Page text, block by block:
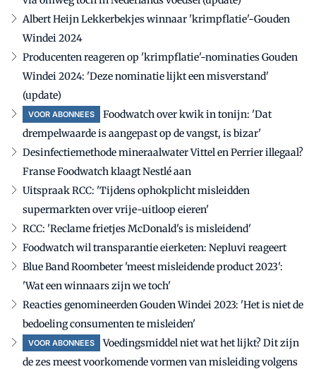
Albert Heijn Lekkerbekjes winnaar 'krimpflatie'-Gouden
Windei 2024
Producenten reageren op 'krimpflatie'-nominaties Gouden
Windei 2024: 'Deze nominatie lijkt een misverstand'
(update)
VOOR ABONNEES
Foodwatch over kwik in tonijn: 'Dat
drempelwaarde is aangepast op de vangst, is bizar'
Desinfectiemethode mineraalwater Vittel en Perrier illegaal?
Franse Foodwatch klaagt Nestlé aan
Uitspraak RCC: 'Tijdens ophokplicht misleidden
supermarkten over vrije-uitloop eieren'
RCC: 'Reclame frietjes McDonald's is misleidend'
Foodwatch wil transparantie eierketen: Nepluvi reageert
Blue Band Roombeter 'meest misleidende product 2023':
'Wat een winnaars zijn we toch'
Reacties genomineerden Gouden Windei 2023: 'Het is niet de
bedoeling consumenten te misleiden'
VOOR ABONNEES
Voedingsmiddel niet wat het lijkt? Dit zijn
de zes meest voorkomende vormen van misleiding volgens